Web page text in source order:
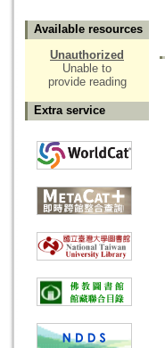
Available resources
Unauthorized
Unable to
provide reading
Extra service